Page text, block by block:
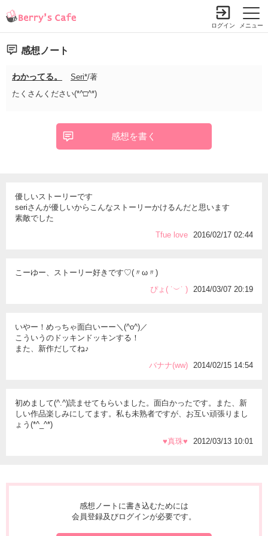
メニュー
ログイン
感想ノート
わかってる。 Seri*/著
たくさんください(*^□^*)
感想を書く
優しいストーリーです
seriさんが優しいからこんなストーリーかけるんだと思います
素敵でした
Tfue love
2016/02/17 02:44
こーゆー、ストーリー好きです♡(〃ω〃)
ぴょ( ˙︶˙ )
2014/03/07 20:19
いやー！めっちゃ面白いーー＼(^o^)／
こういうのドッキンドッキンする！
また、新作だしてね♪
バナナ(ww)
2014/02/15 14:54
初めまして(^.^)読ませてもらいました。面白かったです。また、新
しい作品楽しみにしてます。私も未熟者ですが、お互い頑張りまし
ょう(*^_^*)
♥真珠♥
2012/03/13 10:01
感想ノートに書き込むためには
会員登録及びログインが必要です。